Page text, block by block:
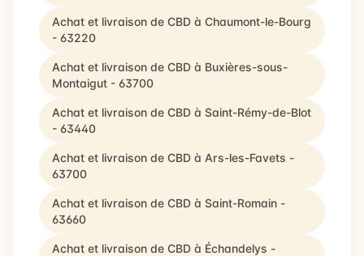
Achat et livraison de CBD à Chaumont-le-Bourg
- 63220
Achat et livraison de CBD à Buxières-sous-
Montaigut - 63700
Achat et livraison de CBD à Saint-Rémy-de-Blot
- 63440
Achat et livraison de CBD à Ars-les-Favets -
63700
Achat et livraison de CBD à Saint-Romain -
63660
Achat et livraison de CBD à Échandelys -